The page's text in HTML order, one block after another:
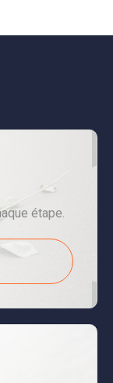
étape.